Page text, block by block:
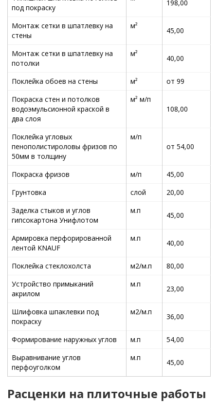
под покраску
198,00
Монтаж сетки в шпатлевку на
стены
м²
45,00
Монтаж сетки в шпатлевку на
потолки
м²
40,00
Поклейка обоев на стены м²
от 99
Покраска стен и потолков
водоэмульсионной краской в
два слоя
м² м/п
108,00
Поклейка угловых
пенополистироловы фризов по
50мм в толщину
м/п
от 54,00
Покраска фризов м/п
45,00
Грунтовка
слой
20,00
Заделка стыков и углов
гипсокартона Унифлотом
м.п
45,00
Армировка перфорированной
лентой KNAUF
м.п
40,00
Поклейка стеклохолста м2/м.п
80,00
Устройство примыканий
акрилом
м.п
23,00
Шлифовка шпаклевки под
покраску
м2/м.п
36,00
Формирование наружных углов м.п
54,00
Выравнивание углов
перфоуголком
м.п
45,00
Расценки на плиточные работы